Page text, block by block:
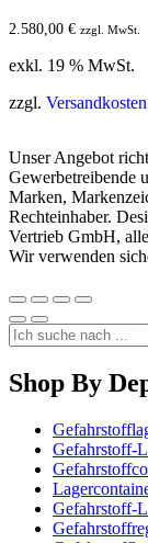
2.580,00 € zzgl. MwSt.
exkl. 19 % MwSt.
zzgl. Versandkosten
Unser Angebot
Gewerbetreibende
Marken,
Rechteinhaber.
Vertrieb GmbH,
Wir verwenden
Shop By
Gefahrstoff-
Gefahrstoff-